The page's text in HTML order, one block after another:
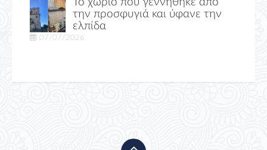
την προσφυγιά και ύφανε την
ελπίδα
07/07/2026